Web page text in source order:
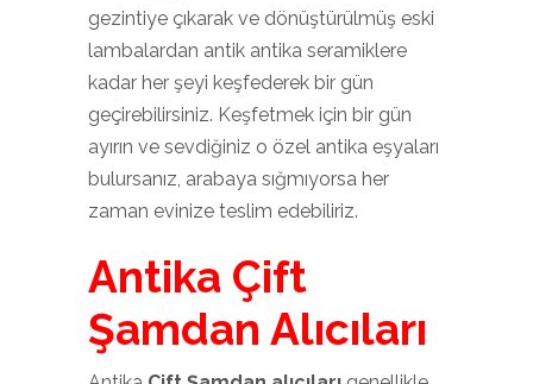
gezintiye çıkarak ve dönüştürülmüş eski
lambalardan antik antika seramiklere
kadar her şeyi keşfederek bir gün
geçirebilirsiniz. Keşfetmek için bir gün
ayırın ve sevdiğiniz o özel antika eşyaları
bulursanız, arabaya sığmıyorsa her
zaman evinize teslim edebiliriz.
Antika Çift
Şamdan Alıcıları